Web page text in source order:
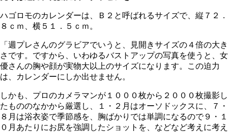
ハゴロモのカレンダーは、Ｂ２と呼ばれるサイズで、縦７２．
８ｃｍ、横５１．５ｃｍ。
「週プレさんのグラビアでいうと、見開きサイズの４倍の大き
さです。ですから、いわゆるバストアップの写真を使うと、女
優さんの胸や顔が実物大以上のサイズになります。この迫力
は、カレンダーにしか出せません。
しかも、プロのカメラマンが１０００枚から２０００枚撮影し
たもののなかから厳選し、１・２月はオーソドックスに、７・
８月は浴衣姿で季節感を、胸ばかりでは単調になるので９・１
０月あたりにお尻を強調したショットを、などなど考えに考え